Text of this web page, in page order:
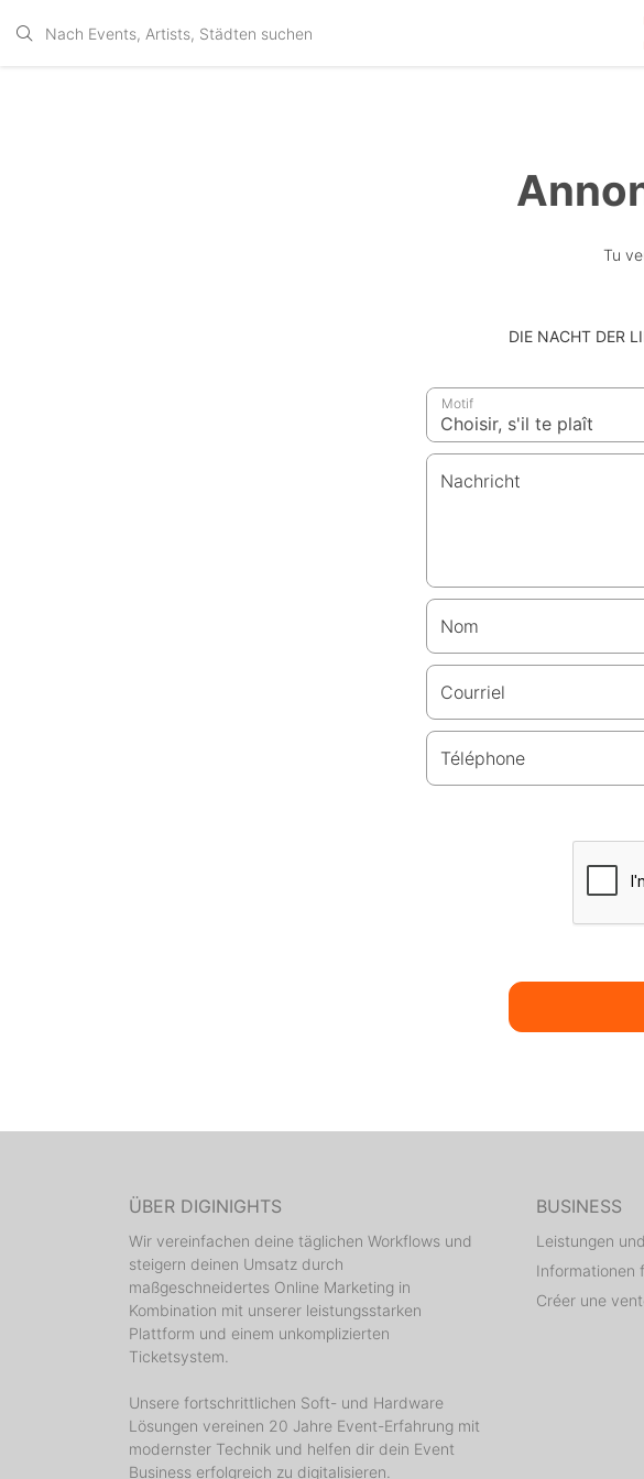
Tu
DIE NACHT DER
Motif
Nachricht
Nom
Courriel
Téléphone
ÜBER DIGINIGHTS
Wir vereinfachen deine täglichen Workflows und
steigern deinen Umsatz durch
maßgeschneidertes Online Marketing in
Kombination mit unserer leistungsstarken
Plattform und einem unkomplizierten
Ticketsystem.
Unsere fortschrittlichen Soft- und Hardware
Lösungen vereinen 20 Jahre Event-Erfahrung mit
modernster Technik und helfen dir dein Event
Business erfolgreich zu digitalisieren.
BUSINESS
Leistungen
Informationen
Créer une